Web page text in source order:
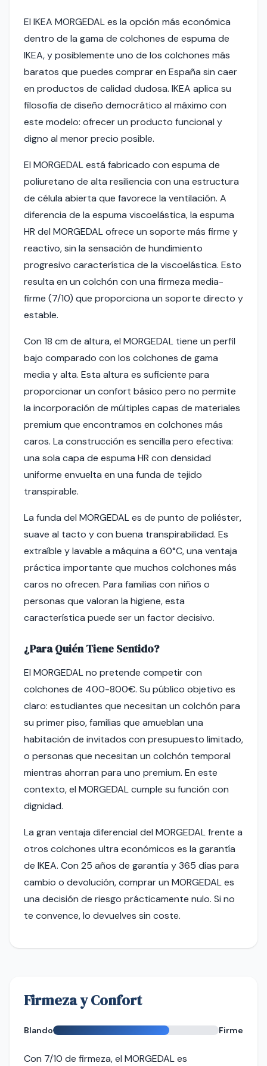
El IKEA MORGEDAL es la opción más económica
dentro de la gama de colchones de espuma de
IKEA, y posiblemente uno de los colchones más
baratos que puedes comprar en España sin caer
en productos de calidad dudosa. IKEA aplica su
filosofía de diseño democrático al máximo con
este modelo: ofrecer un producto funcional y
digno al menor precio posible.
El MORGEDAL está fabricado con espuma de
poliuretano de alta resiliencia con una estructura
de célula abierta que favorece la ventilación. A
diferencia de la espuma viscoelástica, la espuma
HR del MORGEDAL ofrece un soporte más firme y
reactivo, sin la sensación de hundimiento
progresivo característica de la viscoelástica. Esto
resulta en un colchón con una firmeza media-
firme (7/10) que proporciona un soporte directo y
estable.
Con 18 cm de altura, el MORGEDAL tiene un perfil
bajo comparado con los colchones de gama
media y alta. Esta altura es suficiente para
proporcionar un confort básico pero no permite
la incorporación de múltiples capas de materiales
premium que encontramos en colchones más
caros. La construcción es sencilla pero efectiva:
una sola capa de espuma HR con densidad
uniforme envuelta en una funda de tejido
transpirable.
La funda del MORGEDAL es de punto de poliéster,
suave al tacto y con buena transpirabilidad. Es
extraíble y lavable a máquina a 60°C, una ventaja
práctica importante que muchos colchones más
caros no ofrecen. Para familias con niños o
personas que valoran la higiene, esta
característica puede ser un factor decisivo.
¿Para Quién Tiene Sentido?
El MORGEDAL no pretende competir con
colchones de 400-800€. Su público objetivo es
claro: estudiantes que necesitan un colchón para
su primer piso, familias que amueblan una
habitación de invitados con presupuesto limitado,
o personas que necesitan un colchón temporal
mientras ahorran para uno premium. En este
contexto, el MORGEDAL cumple su función con
dignidad.
La gran ventaja diferencial del MORGEDAL frente a
otros colchones ultra económicos es la garantía
de IKEA. Con 25 años de garantía y 365 días para
cambio o devolución, comprar un MORGEDAL es
una decisión de riesgo prácticamente nulo. Si no
te convence, lo devuelves sin coste.
Firmeza y Confort
Blando Firme
Con 7/10 de firmeza, el MORGEDAL es